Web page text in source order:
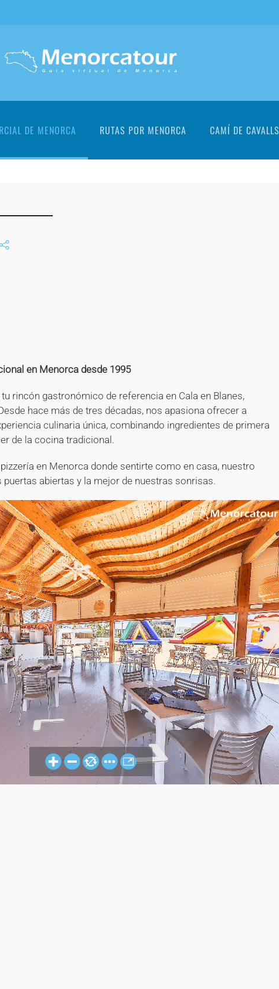
DE MENORCA RUTAS POR MENORCA CAMÍ DE CAVALLS
en Menorca desde 1995
tu rincón gastronómico de referencia en Cala en Blanes,
hace más de tres décadas, nos apasiona ofrecer a
culinaria única, combinando ingredientes de primera
de la cocina tradicional.
en Menorca donde sentirte como en casa, nuestro
puertas abiertas y la mejor de nuestras sonrisas.